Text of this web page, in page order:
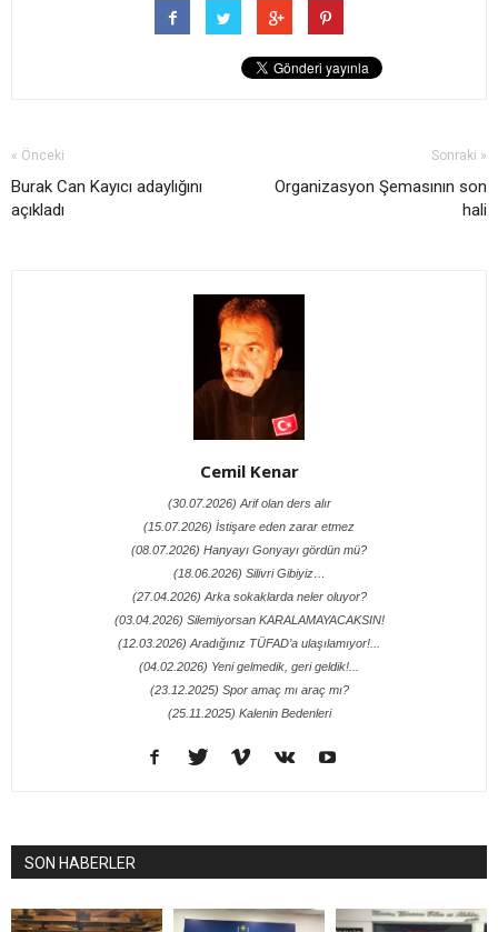
« Önceki
Burak Can Kayıcı adaylığını
açıkladı
Sonraki »
Organizasyon Şemasının son
hali
Cemil Kenar
(30.07.2026) Arif olan ders alır
(15.07.2026) İstişare eden zarar etmez
(08.07.2026) Hanyayı Gonyayı gördün mü?
(18.06.2026) Silivri Gibiyiz…
(27.04.2026) Arka sokaklarda neler oluyor?
(03.04.2026) Silemiyorsan KARALAMAYACAKSIN!
(12.03.2026) Aradığınız TÜFAD’a ulaşılamıyor!...
(04.02.2026) Yeni gelmedik, geri geldik!...
(23.12.2025) Spor amaç mı araç mı?
(25.11.2025) Kalenin Bedenleri
SON HABERLER